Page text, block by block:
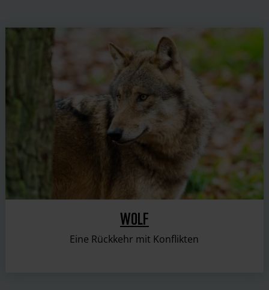
WOLF
Eine Rückkehr mit Konflikten